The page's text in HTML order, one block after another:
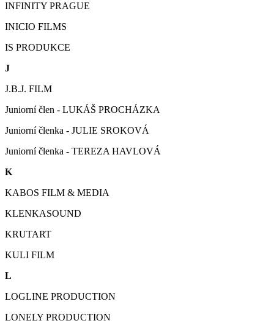
INFINITY PRAGUE
INICIO FILMS
IS PRODUKCE
J
J.B.J. FILM
Juniorní člen - LUKÁŠ PROCHÁZKA
Juniorní členka - JULIE SROKOVÁ
Juniorní členka - TEREZA HAVLOVÁ
K
KABOS FILM & MEDIA
KLENKASOUND
KRUTART
KULI FILM
L
LOGLINE PRODUCTION
LONELY PRODUCTION